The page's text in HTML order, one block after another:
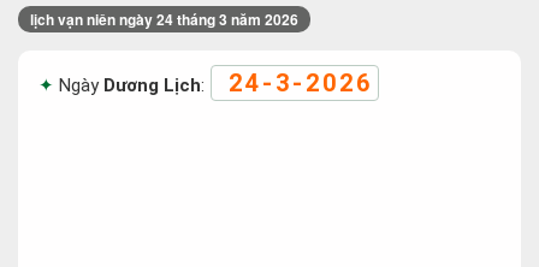
lịch vạn niên ngày 24 tháng 3 năm 2026
Ngày Dương Lịch: 24-3-2026